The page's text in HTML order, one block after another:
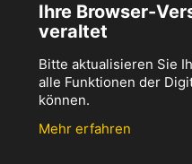
Ihre Browser-
veraltet
Bitte aktualisieren Sie
alle Funktionen der
können.
Mehr erfahren